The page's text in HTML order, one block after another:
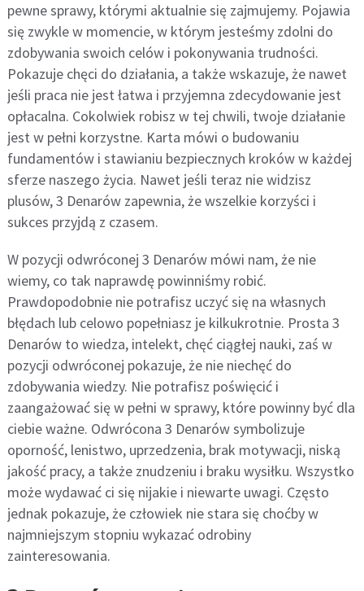
pewne sprawy, którymi aktualnie się zajmujemy. Pojawia
się zwykle w momencie, w którym jesteśmy zdolni do
zdobywania swoich celów i pokonywania trudności.
Pokazuje chęci do działania, a także wskazuje, że nawet
jeśli praca nie jest łatwa i przyjemna zdecydowanie jest
opłacalna. Cokolwiek robisz w tej chwili, twoje działanie
jest w pełni korzystne. Karta mówi o budowaniu
fundamentów i stawianiu bezpiecznych kroków w każdej
sferze naszego życia. Nawet jeśli teraz nie widzisz
plusów, 3 Denarów zapewnia, że wszelkie korzyści i
sukces przyjdą z czasem.
W pozycji odwróconej 3 Denarów mówi nam, że nie
wiemy, co tak naprawdę powinniśmy robić.
Prawdopodobnie nie potrafisz uczyć się na własnych
błędach lub celowo popełniasz je kilkukrotnie. Prosta 3
Denarów to wiedza, intelekt, chęć ciągłej nauki, zaś w
pozycji odwróconej pokazuje, że nie niechęć do
zdobywania wiedzy. Nie potrafisz poświęcić i
zaangażować się w pełni w sprawy, które powinny być dla
ciebie ważne. Odwrócona 3 Denarów symbolizuje
oporność, lenistwo, uprzedzenia, brak motywacji, niską
jakość pracy, a także znudzeniu i braku wysiłku. Wszystko
może wydawać ci się nijakie i niewarte uwagi. Często
jednak pokazuje, że człowiek nie stara się choćby w
najmniejszym stopniu wykazać odrobiny
zainteresowania.